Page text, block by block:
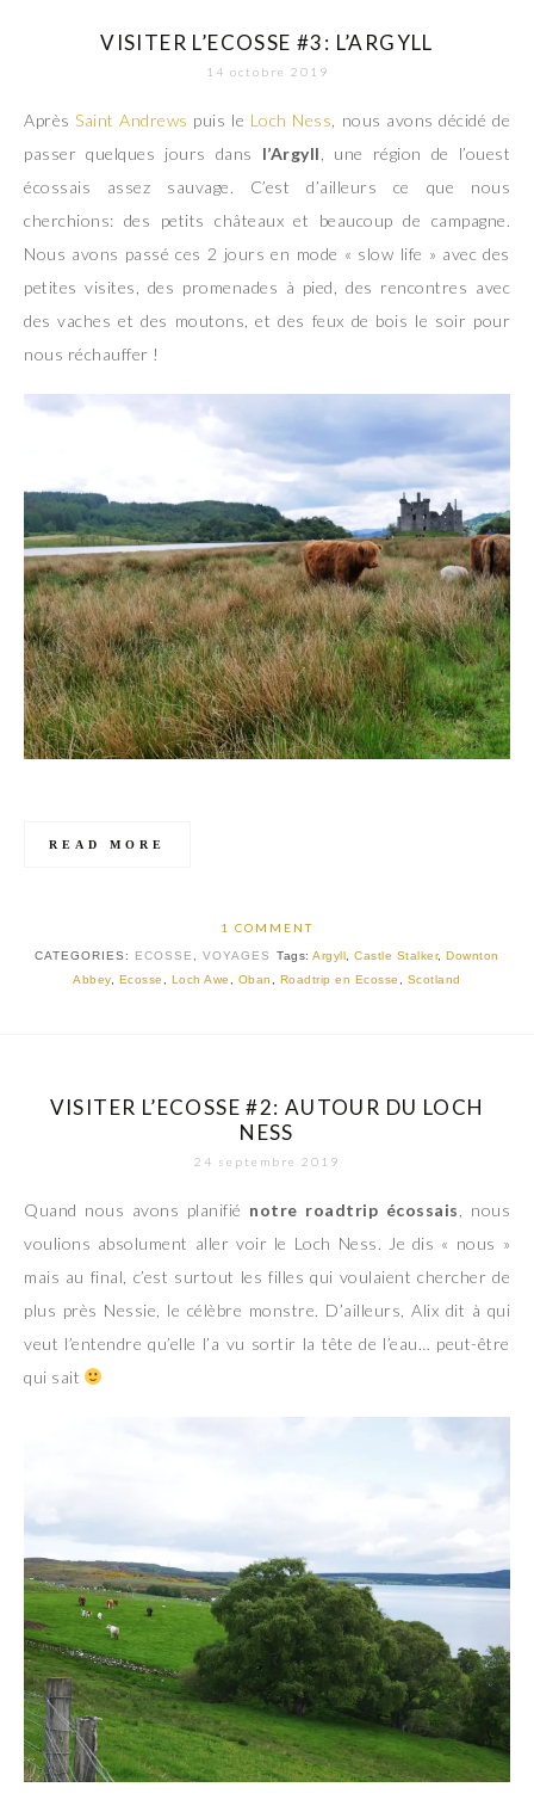
VISITER L’ECOSSE #3: L’ARGYLL
14 octobre 2019
AprèsSaint Andrews puis le Loch Ness , nous avons décidé de
passer quelques jours dans l’Argyll , une région de l’ouest
écossais assez sauvage. C’est d’ailleurs ce que nous
cherchions: des petits châteaux et beaucoup de campagne.
Nous avons passé ces 2 jours en mode « slow life » avec des
petites visites, des promenades à pied, des rencontres avec
des vaches et des moutons, et des feux de bois le soir pour
nous réchauffer !
READ MORE
1 COMMENT
CATEGORIES: ECOSSE ,VOYAGES Tags:Argyll ,Castle Stalker,Downton
Abbey, Ecosse Loch Awe Oban Roadtrip en Ecosse Scotland
VISITER L’ECOSSE #2: AUTOUR DU LOCH
NESS
24 septembre 2019
Quand nous avons planifié notre roadtrip écossais
, nous
voulions absolument aller voir le Loch Ness. Je dis « nous »
mais au final, c’est surtout les filles qui voulaient chercher de
plus près Nessie, le célèbre monstre. D’ailleurs, Alix dit à qui
veut l’entendre qu’elle l’a vu sortir la tête de l’eau… peut-être
qui sait